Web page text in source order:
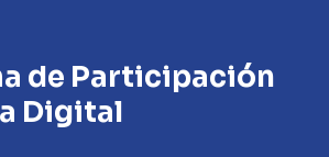
de Participación
Digital